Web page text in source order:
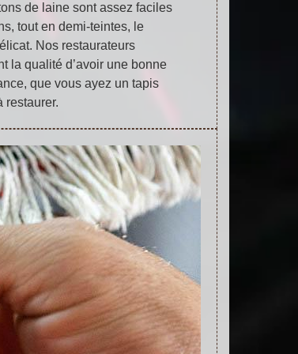
de laine sont assez faciles
tout en demi-teintes, le
Nos restaurateurs
la qualité d’avoir une bonne
que vous ayez un tapis
restaurer.